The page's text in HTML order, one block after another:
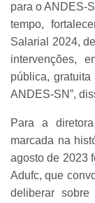
para o ANDES-
tempo,
Salarial 2024,
intervenções,
pública,
ANDES-SN”,
Para a
marcada na
agosto de 2023
Adufc, que
deliberar